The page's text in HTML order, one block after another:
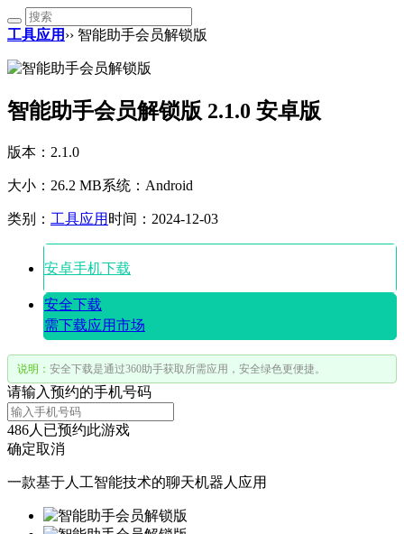
工具应用 ›› 智能助手会员解锁版
智能助手会员解锁版 2.1.0 安卓版
版本：2.1.0
大小：26.2 MB系统：Android
类别： 工具应用 时间：2024-12-03
安卓手机下载
安全下载
需下载应用市场
说明： 安全下载是通过360助手获取所需应用，安全绿色更便捷。
请输入预约的手机号码
486人已预约此游戏
确定取消
一款基于人工智能技术的聊天机器人应用